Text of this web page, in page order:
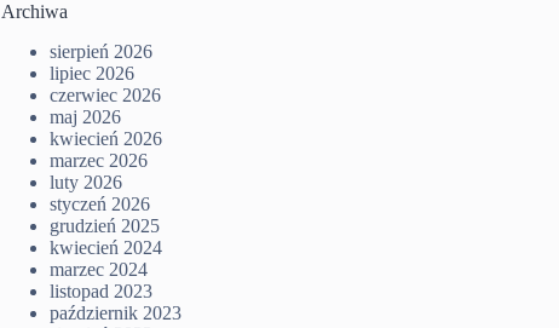
Archiwa
sierpień 2026
lipiec 2026
czerwiec 2026
maj 2026
kwiecień 2026
marzec 2026
luty 2026
styczeń 2026
grudzień 2025
kwiecień 2024
marzec 2024
listopad 2023
październik 2023